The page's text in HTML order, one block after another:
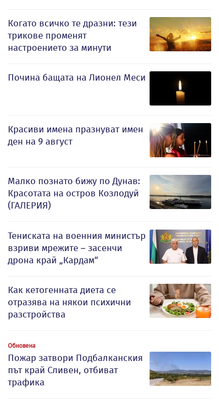
Когато всичко те дразни: тези
трикове променят
настроението за минути
Почина бащата на Лионел Меси
Красиви имена празнуват имен
ден на 9 август
Малко познато бижу по Дунав:
Красотата на остров Козлодуй
(ГАЛЕРИЯ)
Тениската на военния министър
взриви мрежите – засенчи
дрона край „Кардам“
Как кетогенната диета се
отразява на някои психични
разстройства
Обновена
Пожар затвори Подбалканския
път край Сливен, отбиват
трафика